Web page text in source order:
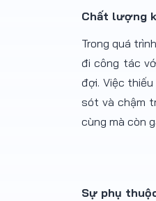
Chất lượng
Trong quá
đi công tác
đợi. Việc
sót và chậm
cùng mà còn
Sự phụ